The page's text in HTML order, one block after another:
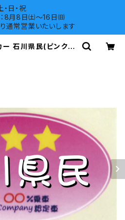
・日・祝
8月8日㈯～16日㈰
通常営業いたいします
ー 石川県民(ピンク) |